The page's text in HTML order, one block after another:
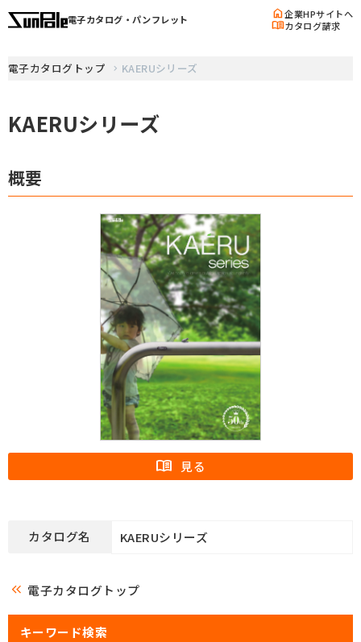
電子カタログ・パンフレット home企業HPサイトへ
menu_bookカタログ請求
電子カタログトップ KAERUシリーズ
KAERUシリーズ
概要
カタログ名 KAERUシリーズ
keyboard_double_arrow_left 電子カタログトップ
キーワード検索